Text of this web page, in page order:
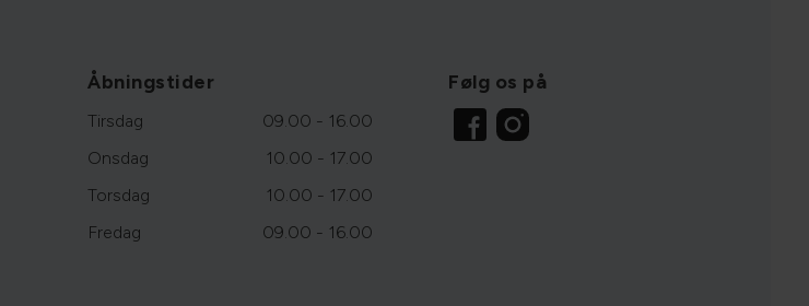
Åbningstider
Tirsdag
09.00 - 16.00
Onsdag
10.00 - 17.00
Torsdag
10.00 - 17.00
Fredag
09.00 - 16.00
Følg os på